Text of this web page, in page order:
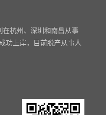
在杭州、深圳和南昌从事
功上岸，目前脱产从事人